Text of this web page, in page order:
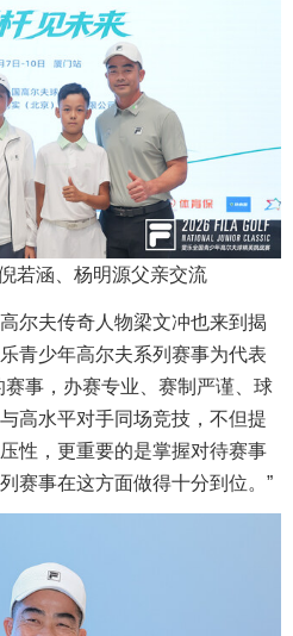
若涵、杨明源父亲交流
尔夫传奇人物梁文冲也来到揭
青少年高尔夫系列赛事为代表
赛事，办赛专业、赛制严谨、球
高水平对手同场竞技，不但提
性，更重要的是掌握对待赛事
赛事在这方面做得十分到位。”